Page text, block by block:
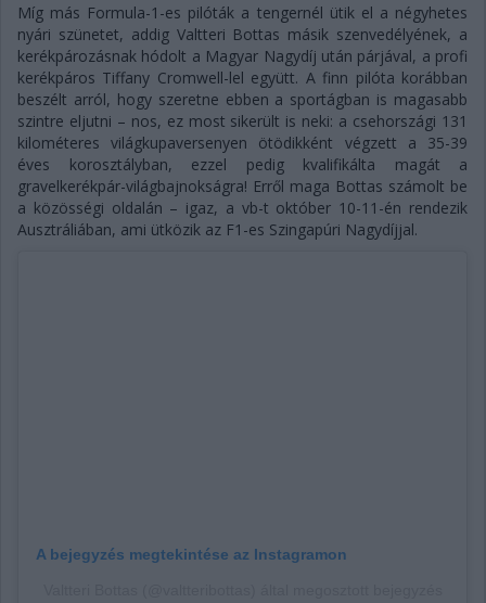
Míg más Formula-1-es pilóták a tengernél ütik el a négyhetes
nyári szünetet, addig Valtteri Bottas másik szenvedélyének, a
kerékpározásnak hódolt a Magyar Nagydíj után párjával, a profi
kerékpáros Tiffany Cromwell-lel együtt. A finn pilóta korábban
beszélt arról, hogy szeretne ebben a sportágban is magasabb
szintre eljutni – nos, ez most sikerült is neki: a csehországi 131
kilométeres világkupaversenyen ötödikként végzett a 35-39
éves korosztályban, ezzel pedig kvalifikálta magát a
gravelkerékpár-világbajnokságra! Erről maga Bottas számolt be
a közösségi oldalán – igaz, a vb-t október 10-11-én rendezik
Ausztráliában, ami ütközik az F1-es Szingapúri Nagydíjjal.
A bejegyzés megtekintése az Instagramon